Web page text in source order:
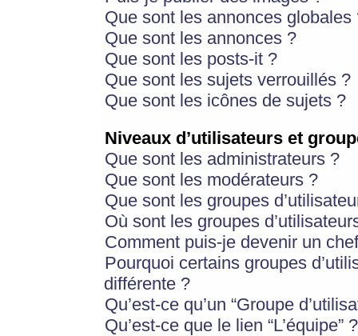
Que sont les annonces globales
Que sont les annonces ?
Que sont les posts-it ?
Que sont les sujets verrouillés ?
Que sont les icônes de sujets ?
Niveaux d’utilisateurs et
Que sont les administrateurs ?
Que sont les modérateurs ?
Que sont les groupes
Où sont les groupes
Comment puis-je devenir un
Pourquoi certains groupes
différente ?
Qu’est-ce qu’un “Groupe
Qu’est-ce que le lien “L’équipe” ?